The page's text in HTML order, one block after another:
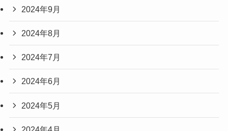
2024年9月
2024年8月
2024年7月
2024年6月
2024年5月